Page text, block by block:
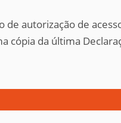
autorização de
cópia da última